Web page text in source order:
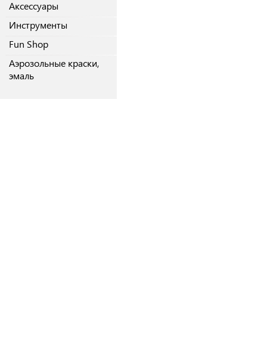
Аксессуары
Инструменты
Fun Shop
Аэрозольные краски,
эмаль